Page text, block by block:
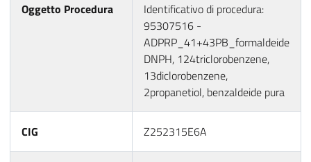
Oggetto Procedura
Identificativo di procedura:
95307516 -
ADPRP_41+43PB_formaldeide
DNPH, 124triclorobenzene,
13diclorobenzene,
2propanetiol, benzaldeide pura
CIG Z252315E6A